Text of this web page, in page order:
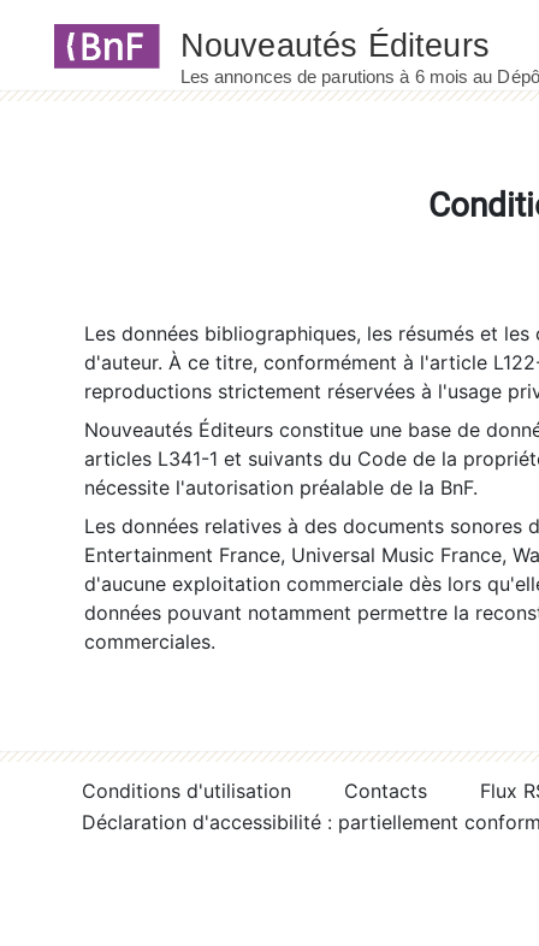
Les données bibliographiques, les résumés et
d'auteur. À ce titre, conformément à l'article
reproductions strictement réservées à l'usage
Nouveautés Éditeurs constitue une base de
articles L341-1 et suivants du Code de la
nécessite l'autorisation préalable de la BnF.
Les données relatives à des documents sonores
Entertainment France, Universal Music France,
d'aucune exploitation commerciale dès lors
données pouvant notamment permettre la
commerciales.
Conditions d'utilisation Contacts
Flux
Déclaration d'accessibilité : partiellement